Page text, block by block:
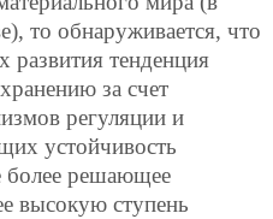
то обнаруживается, что
развития тенденция
за счет
регуляции и
устойчивость
более решающее
высокую ступень